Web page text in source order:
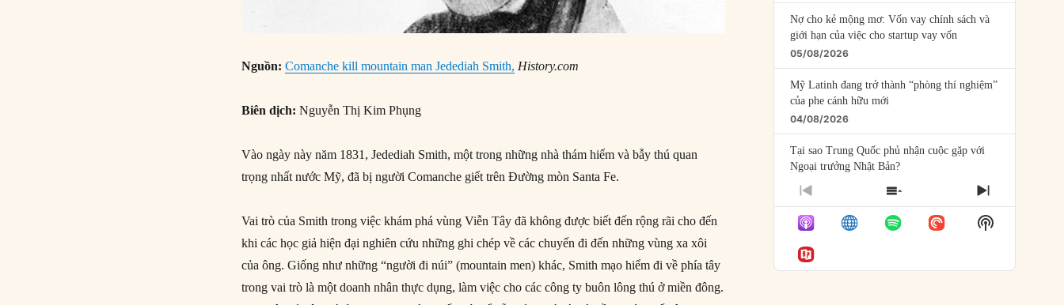
Nguồn:Comanche kill mountain man Jedediah Smith, History.com
Biên dịch:Nguyễn Thị Kim Phụng
Vào ngày này năm 1831, Jedediah Smith, một trong những nhà thám hiểm và bẫy thú quan
trọng nhất nước Mỹ, đã bị người Comanche giết trên Đường mòn Santa Fe.
Vai trò của Smith trong việc khám phá vùng Viễn Tây đã không được biết đến rộng rãi cho đến
khi các học giả hiện đại nghiên cứu những ghi chép về các chuyến đi đến những vùng xa xôi
của ông. Giống như những “người đi núi” (mountain men) khác, Smith mạo hiểm đi về phía tây
trong vai trò là một doanh nhân thực dụng, làm việc cho các công ty buôn lông thú ở miền đông.
Nợ cho kẻ mộng mơ: Vốn vay chính sách và
giới hạn của việc cho startup vay vốn
05/08/2026
Mỹ Latinh đang trở thành “phòng thí nghiệm”
của phe cánh hữu mới
04/08/2026
Tại sao Trung Quốc phủ nhận cuộc gặp với
Ngoại trưởng Nhật Bản?
04/08/2026
Điểm mù chiến lược của Trump tại Thái Bình
Dương
03/08/2026
PREVIOUS
EPISODE
SHOW
EPISODES
LIST
NEXT
EPISODE
Show
Podcast